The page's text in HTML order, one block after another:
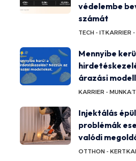
védelembe
számát
TECH - ITKARRIER
Mennyibe
árazási
KARRIER - MUNKA
Injektálás
problémák
valódi
OTTHON - KERT